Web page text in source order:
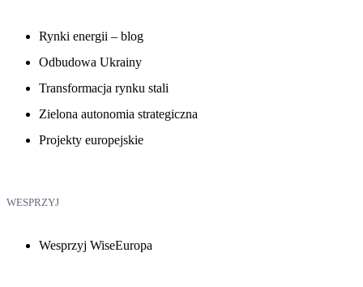
Rynki energii – blog
Odbudowa Ukrainy
Transformacja rynku stali
Zielona autonomia strategiczna
Projekty europejskie
WESPRZYJ
Wesprzyj WiseEuropa